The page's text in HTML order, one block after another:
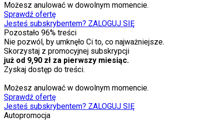
Możesz anulować w dowolnym momencie.
Sprawdź ofertę
Jesteś subskrybentem? ZALOGUJ SIĘ
Pozostało 96% treści
Nie pozwól, by umknęło Ci to, co najważniejsze.
Skorzystaj z promocyjnej subskrypcji
już od 9,90 zł za pierwszy miesiąc.
Zyskaj dostęp do treści.
Możesz anulować w dowolnym momencie.
Sprawdź ofertę
Jesteś subskrybentem? ZALOGUJ SIĘ
Autopromocja